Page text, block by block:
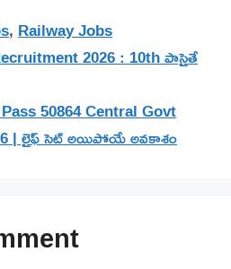
,Railway Jobs
2026 : 10th పాసైతే
50864 Central Govt
| లైఫ్ సెట్ అయిపోయే అవకాశం